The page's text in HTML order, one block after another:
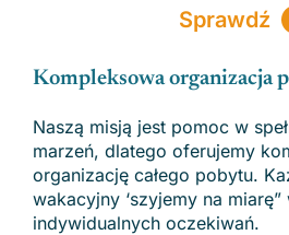
Sprawdź
Kompleksowa organizacja
Naszą misją jest pomoc w
marzeń, dlatego oferujemy
organizację całego pobytu.
wakacyjny ‘szyjemy na miarę”
indywidualnych oczekiwań.